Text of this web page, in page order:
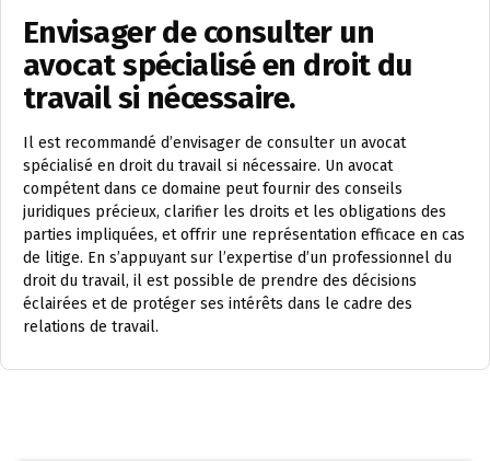
Envisager de consulter un
avocat spécialisé en droit du
travail si nécessaire.
Il est recommandé d’envisager de consulter un avocat
spécialisé en droit du travail si nécessaire. Un avocat
compétent dans ce domaine peut fournir des conseils
juridiques précieux, clarifier les droits et les obligations des
parties impliquées, et offrir une représentation efficace en cas
de litige. En s’appuyant sur l’expertise d’un professionnel du
droit du travail, il est possible de prendre des décisions
éclairées et de protéger ses intérêts dans le cadre des
relations de travail.